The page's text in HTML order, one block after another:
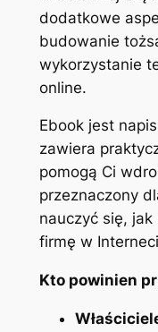
dodatkowe
budowanie
wykorzystanie
online.
Ebook jest
zawiera
pomogą Ci
przeznaczony
nauczyć się,
firmę w
Kto powinien